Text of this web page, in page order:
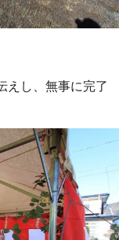
えし、無事に完了